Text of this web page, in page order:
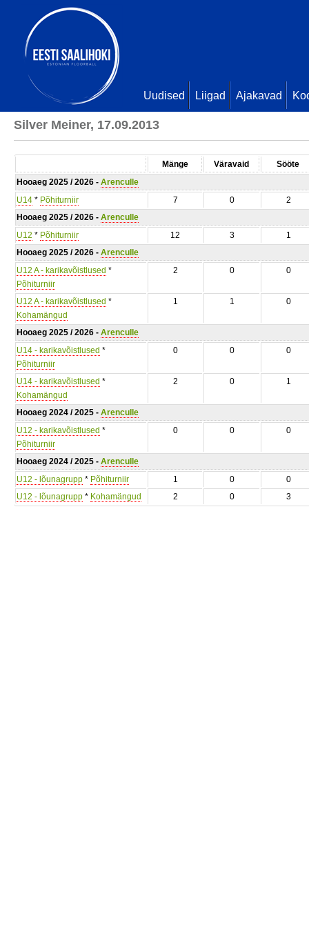
Uudised Liigad Ajakavad
Silver Meiner, 17.09.2013
Mänge Väravaid
Sööte
Hooaeg 2025 / 2026 - Arenculle
U14 * Põhiturniir 7 0
2
Hooaeg 2025 / 2026 - Arenculle
U12 * Põhiturniir 12 3
1
Hooaeg 2025 / 2026 - Arenculle
U12 A - karikavõistlused *
Põhiturniir
2 0 0
U12 A - karikavõistlused *
Kohamängud
1 1 0
Hooaeg 2025 / 2026 - Arenculle
U14 - karikavõistlused *
Põhiturniir
0 0 0
U14 - karikavõistlused *
Kohamängud
2 0 1
Hooaeg 2024 / 2025 - Arenculle
U12 - karikavõistlused *
Põhiturniir
0 0 0
Hooaeg 2024 / 2025 - Arenculle
U12 - lõunagrupp * Põhiturniir 1 0
0
U12 - lõunagrupp * Kohamängud 2 0 3